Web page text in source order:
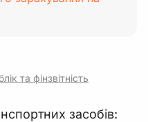
та фінзвітність
засобів: